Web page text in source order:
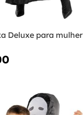
Deluxe para mulher